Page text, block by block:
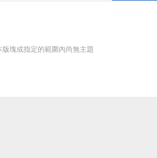
版塊或指定的範圍內尚無主題